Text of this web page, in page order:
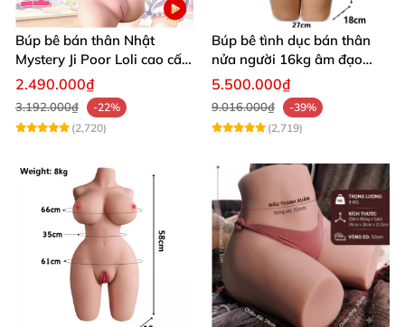
Búp bê bán thân Nhật
Mystery Ji Poor Loli cao cấp
6kg
2.490.000₫
3.192.000₫
-22%
(2,720)
Búp bê tình dục bán thân
nửa người 16kg âm đạo
silicon khít hồng có khung
5.500.000₫
9.016.000₫
-39%
(2,719)